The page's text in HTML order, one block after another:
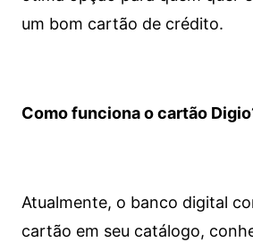
um bom cartão de crédito.
Como funciona o cartão
Atualmente, o banco digital
cartão em seu catálogo,